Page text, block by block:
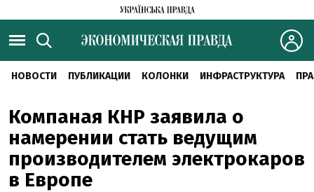
НОВОСТИ ПУБЛИКАЦИИ КОЛОНКИ ИНФРАСТРУКТУРА
Компаная КНР заявила о
намерении стать ведущим
производителем электрокаров
в Европе